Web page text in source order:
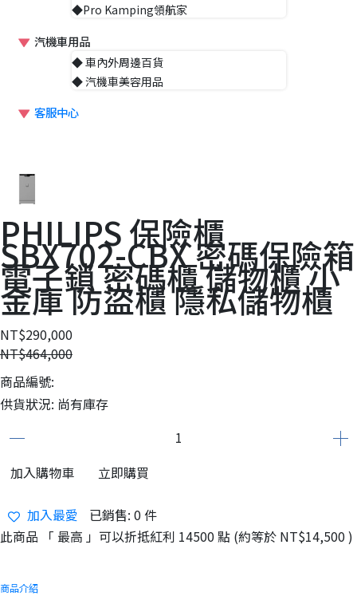
◆Pro Kamping領航家
汽機車用品
◆ 車內外周邊百貨
◆ 汽機車美容用品
客服中心
PHILIPS 保險櫃
SBX702-CBX 密碼保險箱
電子鎖 密碼櫃 儲物櫃 小
金庫 防盜櫃 隱私儲物櫃
NT$290,000
NT$464,000
商品編號:
供貨狀況: 尚有庫存
加入購物車 立即購買
加入最愛
已銷售: 0 件
此商品 「 最高 」可以折抵紅利 14500點 (約等於 NT$14,500)
商品介紹